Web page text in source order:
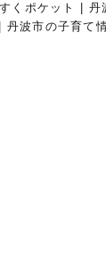
くポケット | 丹
波市の子育て